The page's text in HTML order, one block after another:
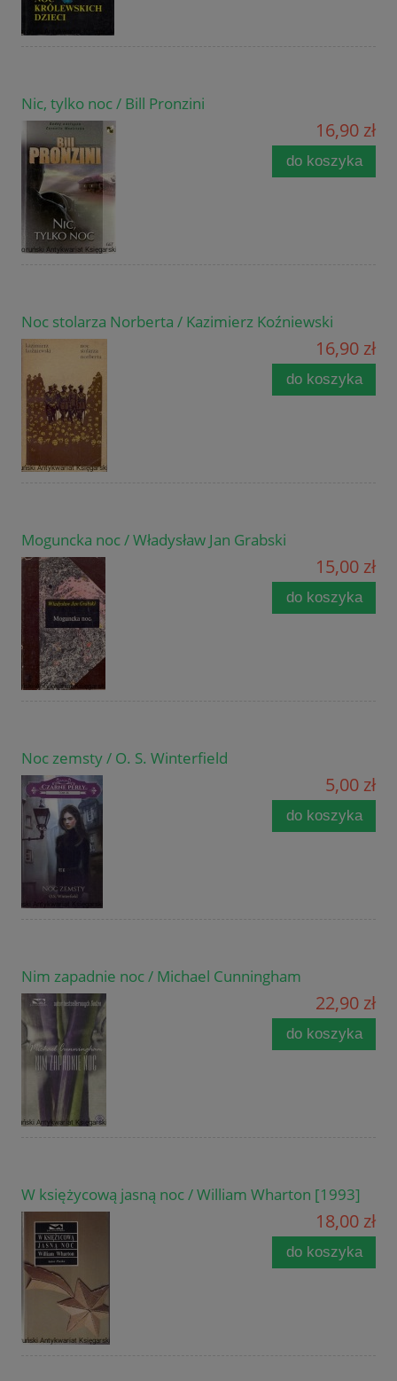
Nic, tylko noc / Bill Pronzini
16,90 zł
do koszyka
Noc stolarza Norberta / Kazimierz Koźniewski
16,90 zł
do koszyka
Moguncka noc / Władysław Jan Grabski
15,00 zł
do koszyka
Noc zemsty / O. S. Winterfield
5,00 zł
do koszyka
Nim zapadnie noc / Michael Cunningham
22,90 zł
do koszyka
W księżycową jasną noc / William Wharton [1993]
18,00 zł
do koszyka